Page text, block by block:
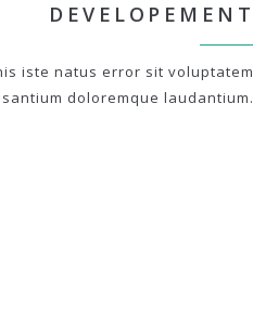
DEVELOPEMENT
iste natus error sit voluptatem
doloremque laudantium.